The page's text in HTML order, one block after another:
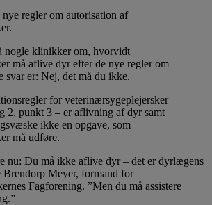
regler om autorisation af
nogle klinikker om, hvorvidt
må aflive dyr efter de nye regler om
svar er: Nej, det må du ikke.
for veterinærsygeplejersker –
2, punkt 3 – er aflivning af dyr samt
ikke en opgave, som
må udføre.
nu: Du må ikke aflive dyr – det er dyrlægens
Brendorp Meyer, formand for
Fagforening. ”Men du må assistere